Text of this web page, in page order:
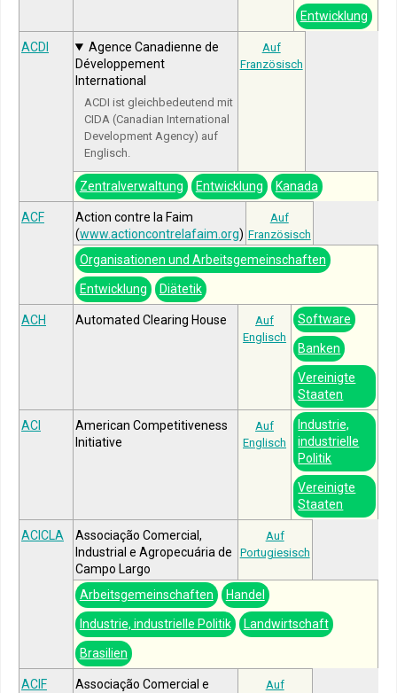
Entwicklung
ACDI
Agence Canadienne de
Développement
International
ACDI ist gleichbedeutend mit
CIDA (Canadian International
Development Agency) auf
Englisch.
Auf
Französisch
Zentralverwaltung Entwicklung Kanada
ACF
Action contre la Faim
(www.actioncontrelafaim.org)
Auf
Französisch
Organisationen und Arbeitsgemeinschaften
Entwicklung Diätetik
ACH Automated Clearing House
Auf
Englisch
Software
Banken
Vereinigte
Staaten
ACI
American Competitiveness
Initiative
Auf
Englisch
Industrie,
industrielle
Politik
Vereinigte
Staaten
ACICLA
Associação Comercial,
Industrial e Agropecuária de
Campo Largo
Auf
Portugiesisch
Arbeitsgemeinschaften Handel
Industrie, industrielle Politik Landwirtschaft
Brasilien
ACIF
Associação Comercial e
Auf